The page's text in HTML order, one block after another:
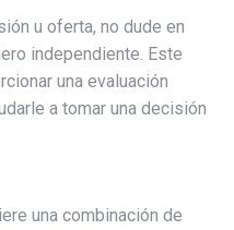
u oferta, no dude en
independiente. Este
una evaluación
a tomar una decisión
una combinación de